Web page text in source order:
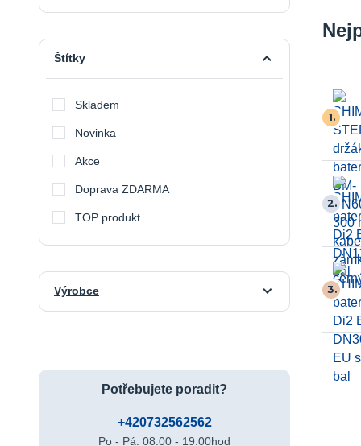
1.
2.
3.
Štítky
Skladem
Novinka
Akce
Doprava ZDARMA
TOP produkt
Výrobce
Potřebujete poradit?
+420732562562
Po - Pá: 08:00 - 19:00hod